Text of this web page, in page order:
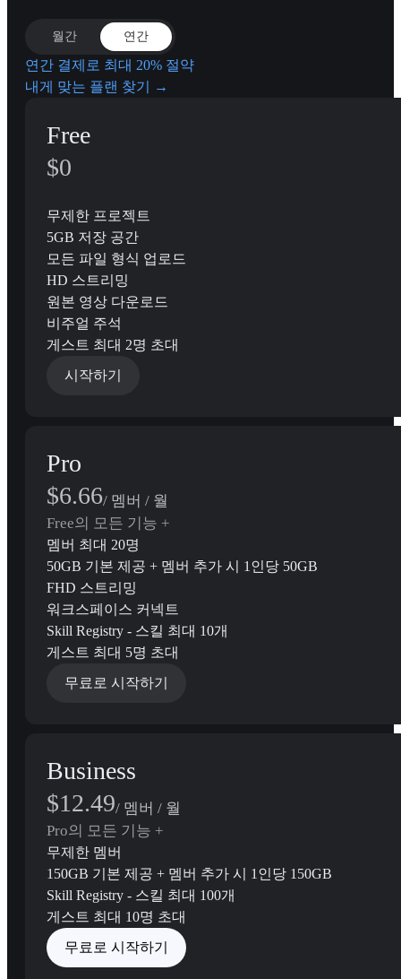
월간 연간
연간 결제로 최대 20% 절약
내게 맞는 플랜 찾기 →
Free
$0
무제한 프로젝트
5GB 저장 공간
모든 파일 형식 업로드
HD 스트리밍
원본 영상 다운로드
비주얼 주석
게스트 최대 2명 초대
시작하기
Pro
$6.66/ 멤버 / 월
Free의 모든 기능 +
멤버 최대 20명
50GB 기본 제공 + 멤버 추가 시 1인당 50GB
FHD 스트리밍
워크스페이스 커넥트
Skill Registry - 스킬 최대 10개
게스트 최대 5명 초대
무료로 시작하기
Business
$12.49/ 멤버 / 월
Pro의 모든 기능 +
무제한 멤버
150GB 기본 제공 + 멤버 추가 시 1인당 150GB
Skill Registry - 스킬 최대 100개
게스트 최대 10명 초대
무료로 시작하기